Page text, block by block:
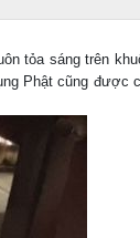
tỏa sáng trên
Phật cũng được